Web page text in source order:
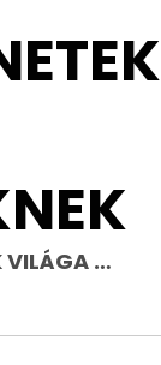
VILÁGA …